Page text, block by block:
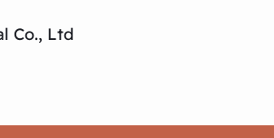
Co., Ltd